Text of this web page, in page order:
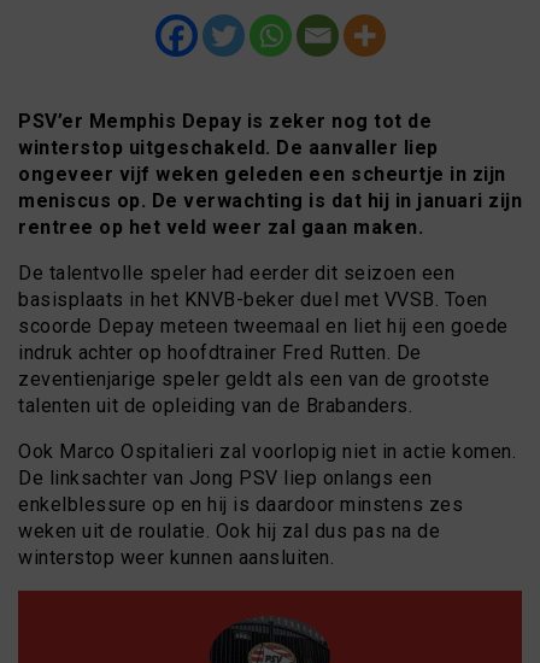
PSV’er Memphis Depay is zeker nog tot de
winterstop uitgeschakeld. De aanvaller liep
ongeveer vijf weken geleden een scheurtje in zijn
meniscus op. De verwachting is dat hij in januari zijn
rentree op het veld weer zal gaan maken.
De talentvolle speler had eerder dit seizoen een
basisplaats in het KNVB-beker duel met VVSB. Toen
scoorde Depay meteen tweemaal en liet hij een goede
indruk achter op hoofdtrainer Fred Rutten. De
zeventienjarige speler geldt als een van de grootste
talenten uit de opleiding van de Brabanders.
Ook Marco Ospitalieri zal voorlopig niet in actie komen.
De linksachter van Jong PSV liep onlangs een
enkelblessure op en hij is daardoor minstens zes
weken uit de roulatie. Ook hij zal dus pas na de
winterstop weer kunnen aansluiten.